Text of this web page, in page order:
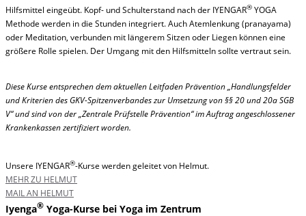
Hilfsmittel eingeübt. Kopf- und Schulterstand nach der IYENGAR® YOGA
Methode werden in die Stunden integriert. Auch Atemlenkung (pranayama)
oder Meditation, verbunden mit längerem Sitzen oder Liegen können eine
größere Rolle spielen. Der Umgang mit den Hilfsmitteln sollte vertraut sein.
Diese Kurse entsprechen dem aktuellen Leitfaden Prävention „Handlungsfelder
und Kriterien des GKV-Spitzenverbandes zur Umsetzung von §§ 20 und 20a SGB
V“ und sind von der „Zentrale Prüfstelle Prävention“ im Auftrag angeschlossener
Krankenkassen zertifiziert worden.
Unsere IYENGAR®-Kurse werden geleitet von Helmut.
MEHR ZU HELMUT
MAIL AN HELMUT
Iyenga® Yoga-Kurse bei Yoga im Zentrum